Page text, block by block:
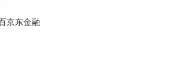
京东金融